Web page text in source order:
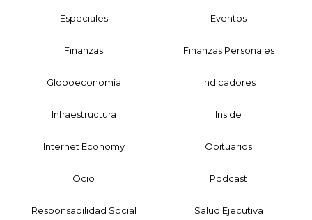
Especiales Eventos
Finanzas Finanzas Personales
Globoeconomía Indicadores
Infraestructura Inside
Internet Economy Obituarios
Ocio Podcast
Responsabilidad Social Salud Ejecutiva